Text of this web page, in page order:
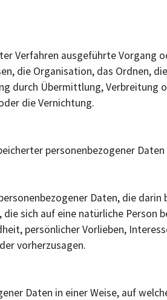
Verfahren ausgeführte Vorgang
die Organisation, das Ordnen,
durch Übermittlung,
die Vernichtung.
personenbezogener
Daten, die darin
sich auf eine natürliche Person
persönlicher Vorlieben,
vorherzusagen.
Daten in einer Weise, auf